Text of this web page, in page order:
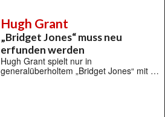
Hugh Grant
„Bridget Jones“ muss neu
erfunden werden
Hugh Grant spielt nur in
generalüberholtem „Bridget Jones“ mit …